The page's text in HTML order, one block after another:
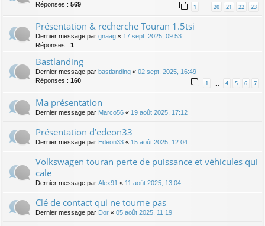
Réponses : 569 1 … 20 21 22 23
Présentation & recherche Touran 1.5tsi
Dernier message par gnaag « 17 sept. 2025, 09:53
Réponses : 1
Bastlanding
Dernier message par bastlanding « 02 sept. 2025, 16:49
Réponses : 160 1 … 4 5 6 7
Ma présentation
Dernier message par Marco56 « 19 août 2025, 17:12
Présentation d’edeon33
Dernier message par Edeon33 « 15 août 2025, 12:04
Volkswagen touran perte de puissance et véhicules qui
cale
Dernier message par Alex91 « 11 août 2025, 13:04
Clé de contact qui ne tourne pas
Dernier message par Dor « 05 août 2025, 11:19